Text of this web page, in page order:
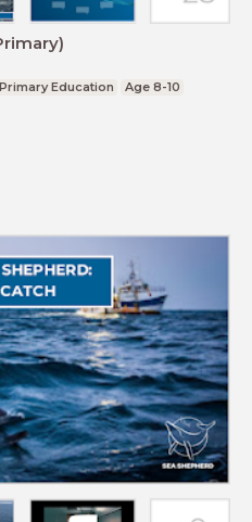
Primary Education Age 8-10